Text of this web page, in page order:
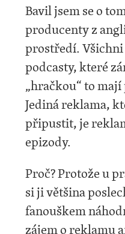
Bavil jsem se o
producenty z
prostředí.
podcasty, které
„hračkou“ to
Jediná reklama,
připustit, je
epizody.
Proč? Protože u
si ji většina
fanouškem
zájem o reklamu